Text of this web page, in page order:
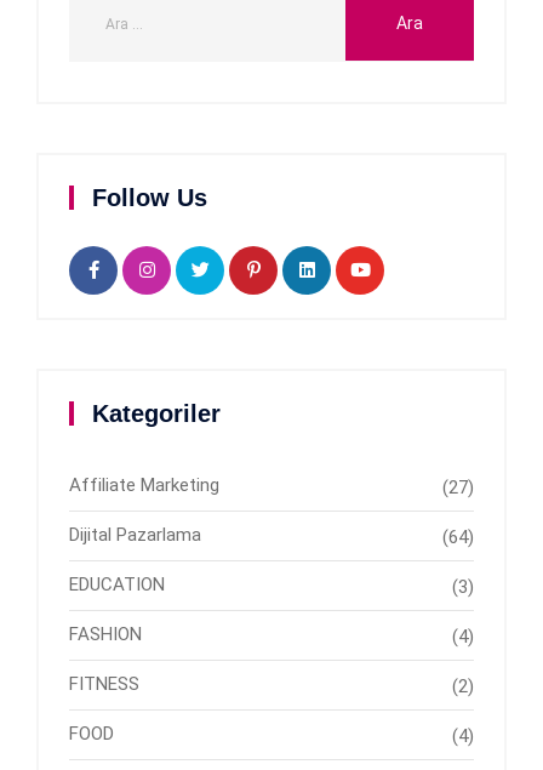
Follow Us
Kategoriler
Affiliate Marketing (27)
Dijital Pazarlama (64)
EDUCATION (3)
FASHION (4)
FITNESS (2)
FOOD (4)